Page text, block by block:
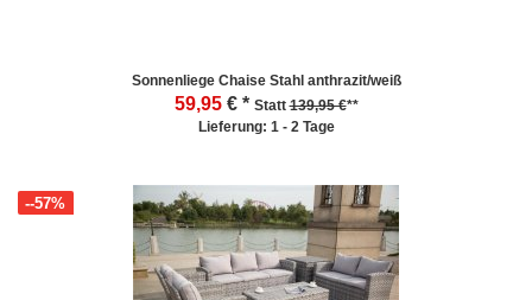
Sonnenliege Chaise Stahl anthrazit/weiß
59,95 € * Statt139,95 €**
Lieferung: 1 - 2 Tage
--57%